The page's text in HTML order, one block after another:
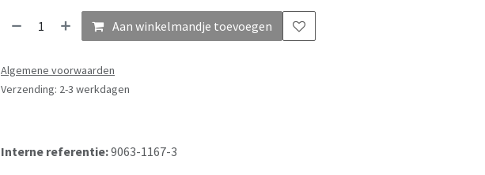
Aan winkelmandje toevoegen
Algemene voorwaarden
Verzending: 2-3 werkdagen
Interne referentie:9063-1167-3